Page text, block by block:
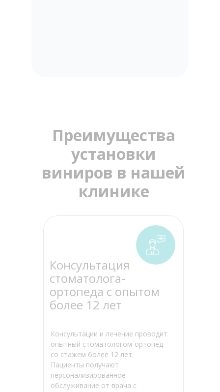
Преимущества
установки
виниров в нашей
клинике
Консультация
стоматолога-
ортопеда с опытом
более 12 лет
Консультации и лечение проводит
опытный стоматологом-ортопед
со стажем более 12 лет.
Пациенты получают
персонализированное
обслуживание от врача с